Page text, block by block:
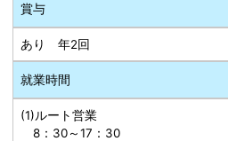
賞与
あり 年2回
就業時間
(1)ルート営業
8：30～17：30